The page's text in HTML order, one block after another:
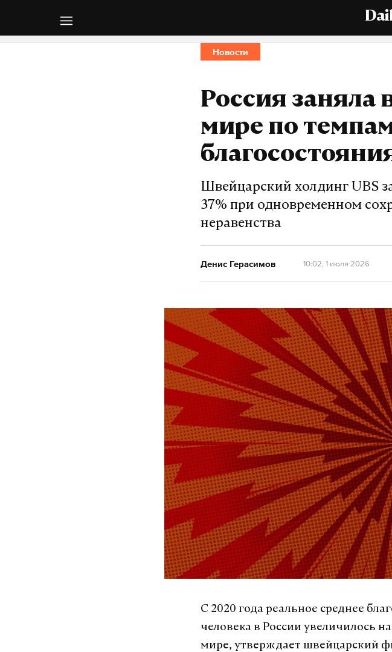
Новости
Россия заняла
мире по
Швейцарский холдинг UBS
37% при одновременном
неравенства
Денис Герасимов 10:02, 1 июля 2026
С 2020 года реальное среднее
человека в России увеличилось
мире, утверждает швейцарский